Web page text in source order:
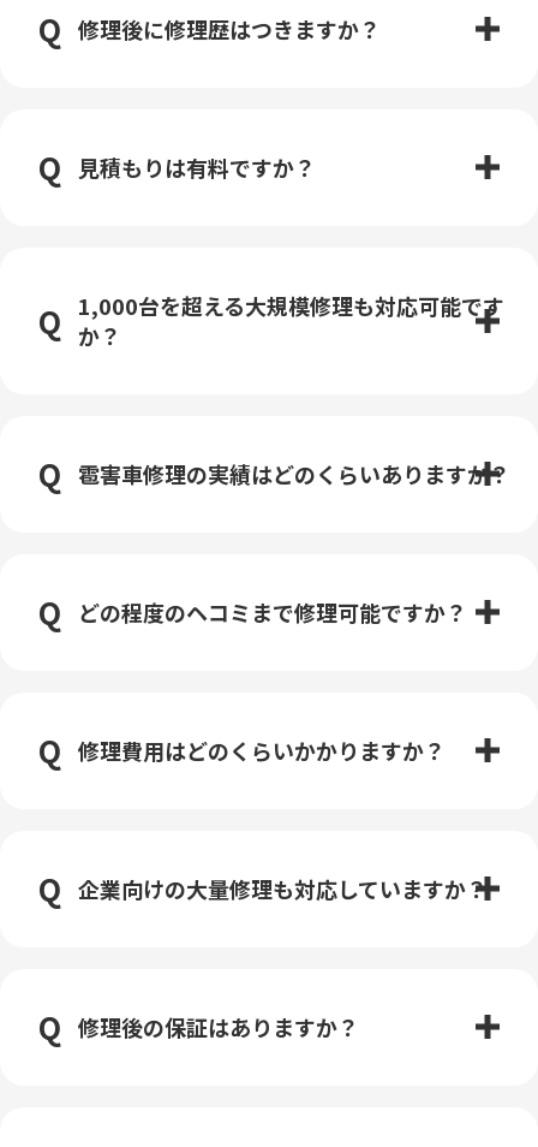
修理後に修理歴はつきますか？
見積もりは有料ですか？
1,000台を超える大規模修理も対応可能です
か？
雹害車修理の実績はどのくらいありますか？
どの程度のヘコミまで修理可能ですか？
修理費用はどのくらいかかりますか？
企業向けの大量修理も対応していますか？
修理後の保証はありますか？